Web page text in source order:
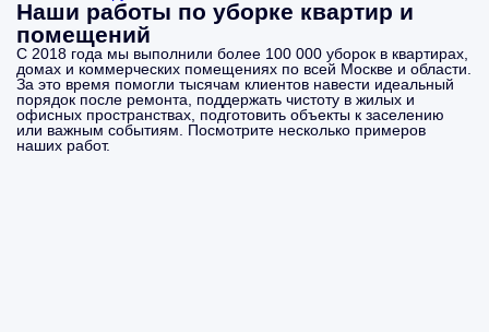
Наши работы по уборке квартир и
помещений
С 2018 года мы выполнили более 100 000 уборок в квартирах,
домах и коммерческих помещениях по всей Москве и области.
За это время помогли тысячам клиентов навести идеальный
порядок после ремонта, поддержать чистоту в жилых и
офисных пространствах, подготовить объекты к заселению
или важным событиям. Посмотрите несколько примеров
наших работ.